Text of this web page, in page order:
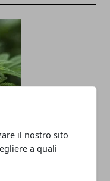
il nostro sito
a quali
posto